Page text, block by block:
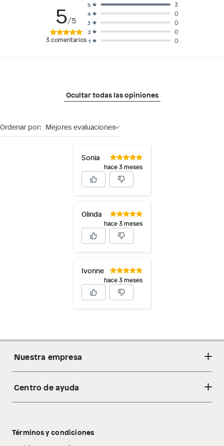
5/5
3 comentarios 1 0
2 0
3 0
4 0
5 3
Ocultar todas las opiniones
Ordenar por: Mejores evaluaciones
Sonia
hace 3 meses
Olinda
hace 3 meses
Ivonne
hace 3 meses
Nuestra empresa
Acerca de nosotros
Centro de ayuda
Libro de reclamaciones
Términos y condiciones